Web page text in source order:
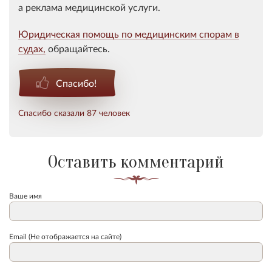
а реклама медицинской услуги.
Юридическая помощь по медицинским спорам в
судах, обращайтесь.
Спасибо!
Спасибо сказали 87 человек
Оставить комментарий
Ваше имя
Email (Не отображается на сайте)